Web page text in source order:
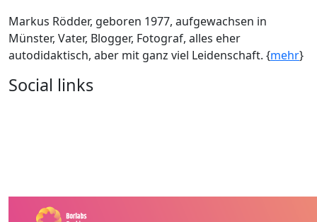
Markus Rödder, geboren 1977, aufgewachsen in
Münster, Vater, Blogger, Fotograf, alles eher
autodidaktisch, aber mit ganz viel Leidenschaft. {mehr}
Social links